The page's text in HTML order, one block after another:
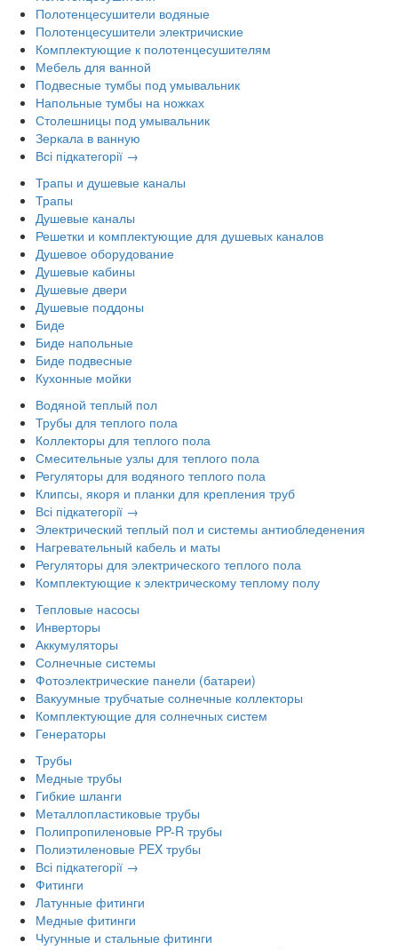
Полотенцесушители водяные
Полотенцесушители электричиские
Комплектующие к полотенцесушителям
Мебель для ванной
Подвесные тумбы под умывальник
Напольные тумбы на ножках
Столешницы под умывальник
Зеркала в ванную
Всі підкатегорії →
Трапы и душевые каналы
Трапы
Душевые каналы
Решетки и комплектующие для душевых каналов
Душевое оборудование
Душевые кабины
Душевые двери
Душевые поддоны
Биде
Биде напольные
Биде подвесные
Кухонные мойки
Водяной теплый пол
Трубы для теплого пола
Коллекторы для теплого пола
Смесительные узлы для теплого пола
Регуляторы для водяного теплого пола
Клипсы, якоря и планки для крепления труб
Всі підкатегорії →
Электрический теплый пол и системы антиобледенения
Нагревательный кабель и маты
Регуляторы для электрического теплого пола
Комплектующие к электрическому теплому полу
Тепловые насосы
Инверторы
Аккумуляторы
Солнечные системы
Фотоэлектрические панели (батареи)
Вакуумные трубчатые солнечные коллекторы
Комплектующие для солнечных систем
Генераторы
Трубы
Медные трубы
Гибкие шланги
Металлопластиковые трубы
Полипропиленовые PP-R трубы
Полиэтиленовые PEX трубы
Всі підкатегорії →
Фитинги
Латунные фитинги
Медные фитинги
Чугунные и стальные фитинги